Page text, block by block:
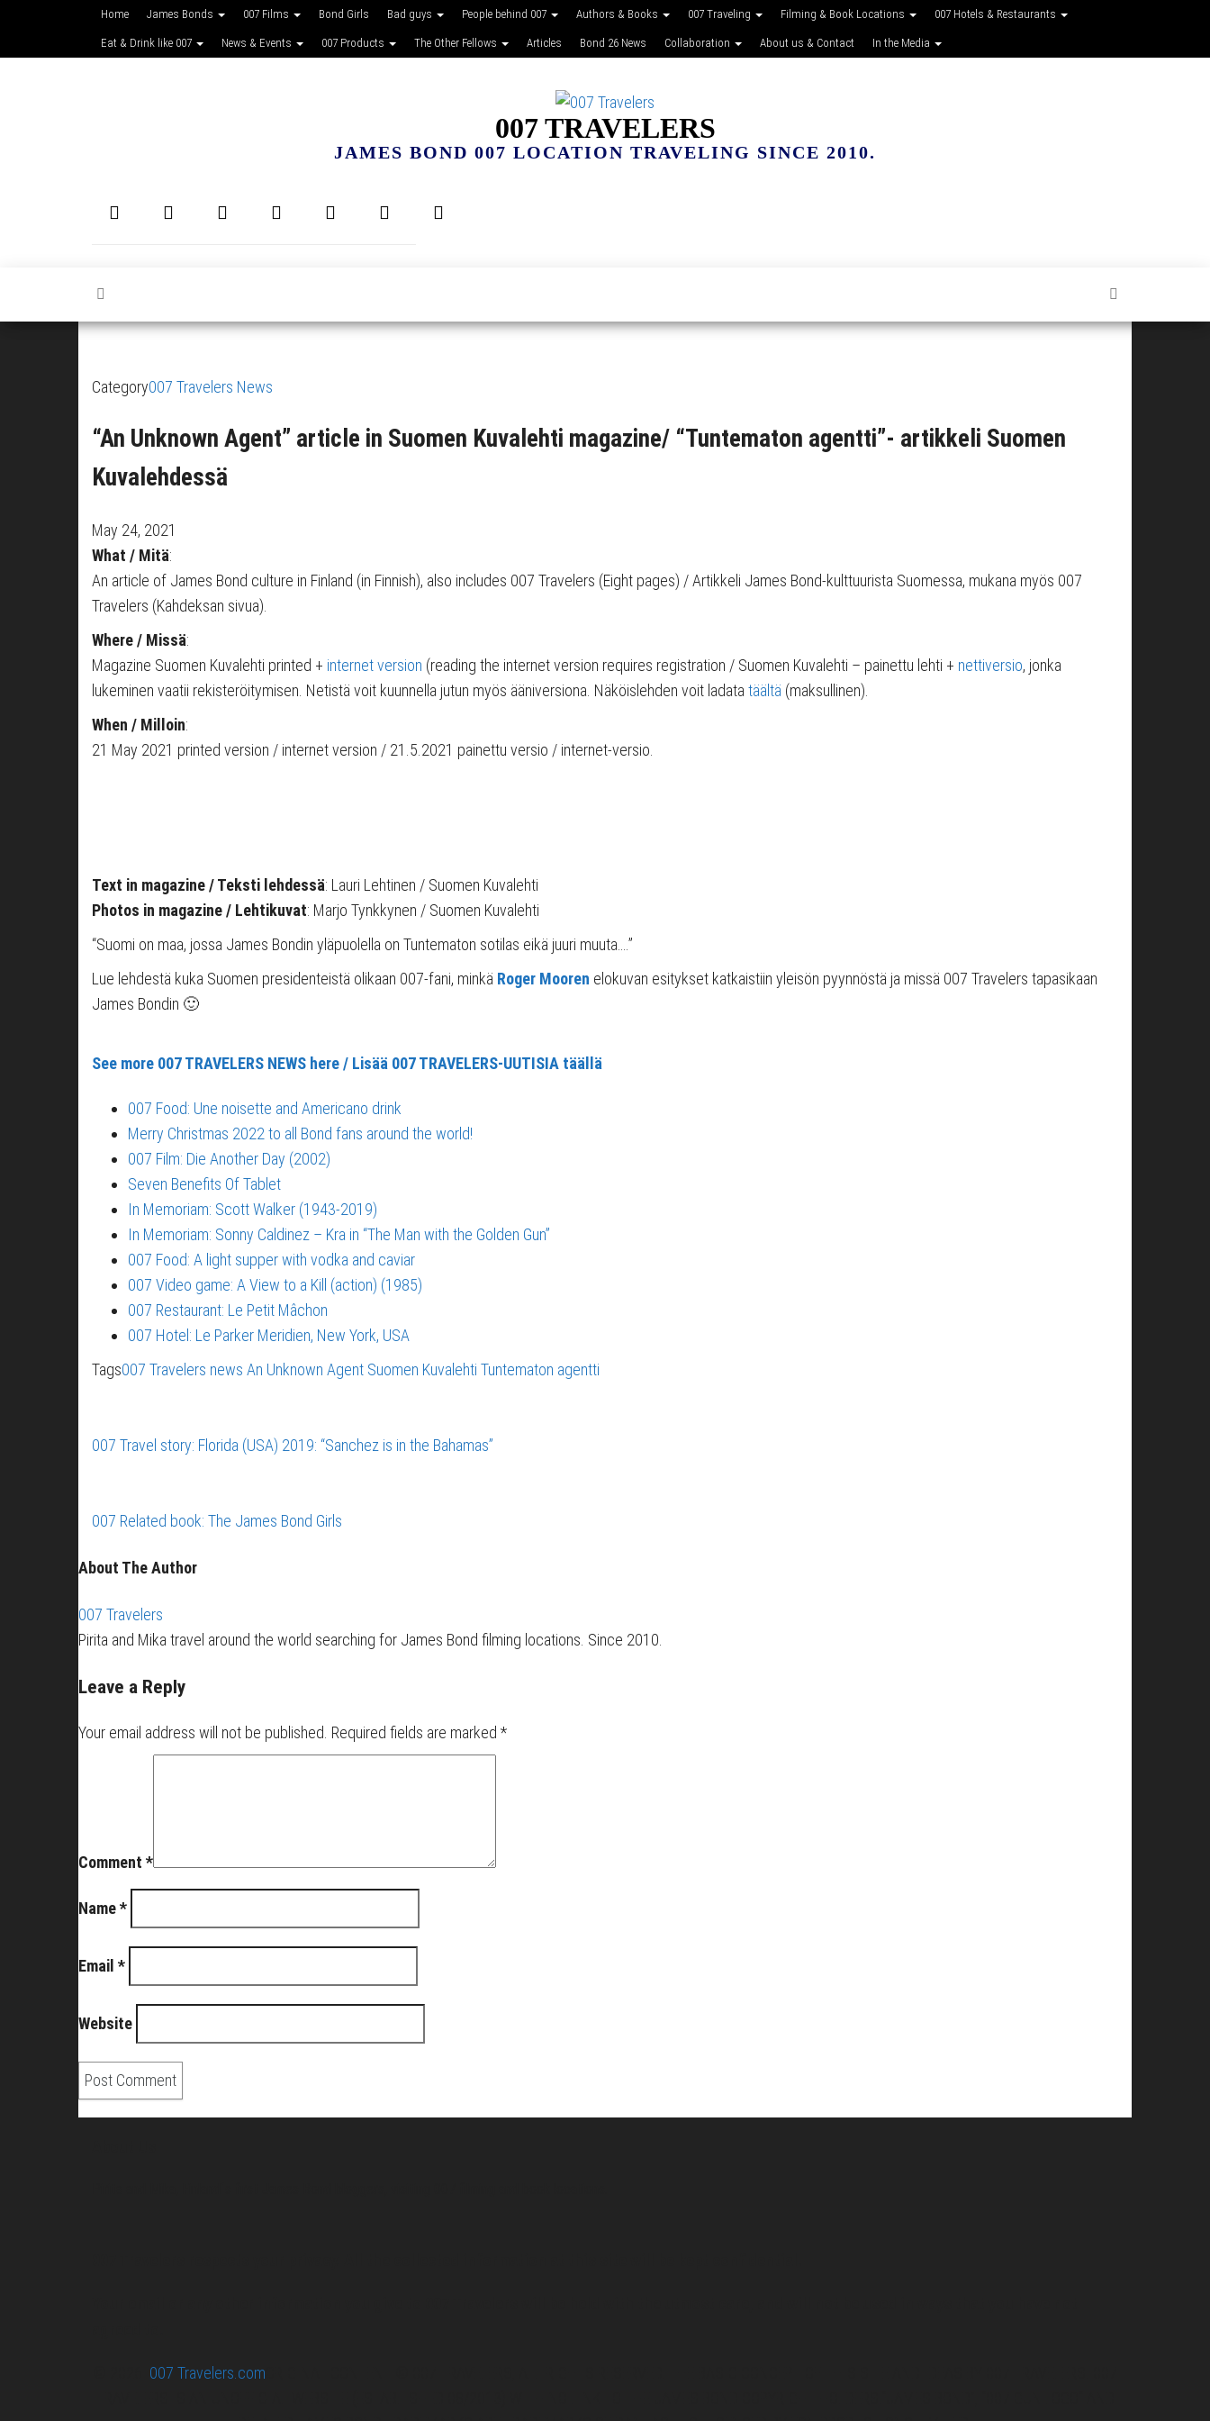
Home James Bonds 007 Films Bond Girls Bad guys People behind 007 Authors & Books 007 Traveling Filming & Book Locations 007 Hotels & Restaurants
Eat & Drink like 007 News & Events 007 Products The Other Fellows Articles Bond 26 News Collaboration About us & Contact In the Media
007 TRAVELERS
JAMES BOND 007 LOCATION TRAVELING SINCE 2010.
Category007 Travelers News
“An Unknown Agent” article in Suomen Kuvalehti magazine/ “Tuntematon agentti”- artikkeli Suomen
Kuvalehdessä
May 24, 2021
What / Mitä:
An article of James Bond culture in Finland (in Finnish), also includes 007 Travelers (Eight pages) / Artikkeli James Bond-kulttuurista Suomessa, mukana myös 007
Travelers (Kahdeksan sivua).
Where / Missä:
Magazine Suomen Kuvalehti printed + internet version (reading the internet version requires registration / Suomen Kuvalehti – painettu lehti + nettiversio, jonka
lukeminen vaatii rekisteröitymisen. Netistä voit kuunnella jutun myös ääniversiona. Näköislehden voit ladata täältä (maksullinen).
When / Milloin:
21 May 2021 printed version / internet version / 21.5.2021 painettu versio / internet-versio.
Text in magazine / Teksti lehdessä: Lauri Lehtinen / Suomen Kuvalehti
Photos in magazine / Lehtikuvat: Marjo Tynkkynen / Suomen Kuvalehti
“Suomi on maa, jossa James Bondin yläpuolella on Tuntematon sotilas eikä juuri muuta….”
Lue lehdestä kuka Suomen presidenteistä olikaan 007-fani, minkä Roger Mooren elokuvan esitykset katkaistiin yleisön pyynnöstä ja missä 007 Travelers tapasikaan
James Bondin 🙂
See more 007 TRAVELERS NEWS here / Lisää 007 TRAVELERS-UUTISIA täällä
007 Food: Une noisette and Americano drink
Merry Christmas 2022 to all Bond fans around the world!
007 Film: Die Another Day (2002)
Seven Benefits Of Tablet
In Memoriam: Scott Walker (1943-2019)
In Memoriam: Sonny Caldinez – Kra in “The Man with the Golden Gun”
007 Food: A light supper with vodka and caviar
007 Video game: A View to a Kill (action) (1985)
007 Restaurant: Le Petit Mâchon
007 Hotel: Le Parker Meridien, New York, USA
Tags007 Travelers news An Unknown Agent Suomen Kuvalehti Tuntematon agentti
007 Travel story: Florida (USA) 2019: “Sanchez is in the Bahamas”
007 Related book: The James Bond Girls
About The Author
007 Travelers
Pirita and Mika travel around the world searching for James Bond filming locations. Since 2010.
Leave a Reply
Your email address will not be published. Required fields are marked *
Comment *
Name*
Email *
Website
007 Travelers.com